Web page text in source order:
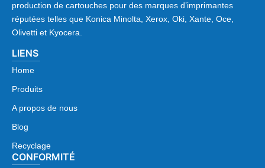
production de cartouches pour des marques d’imprimantes
réputées telles que Konica Minolta, Xerox, Oki, Xante, Oce,
Olivetti et Kyocera.
LIENS
Home
Produits
A propos de nous
Blog
Recyclage
CONFORMITÉ